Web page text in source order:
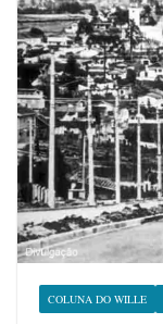
COLUNA DO WILLE